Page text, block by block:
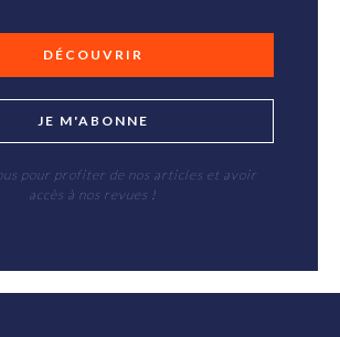
DÉCOUVRIR
JE M'ABONNE
pour profiter de nos articles et avoir
accès à nos revues !